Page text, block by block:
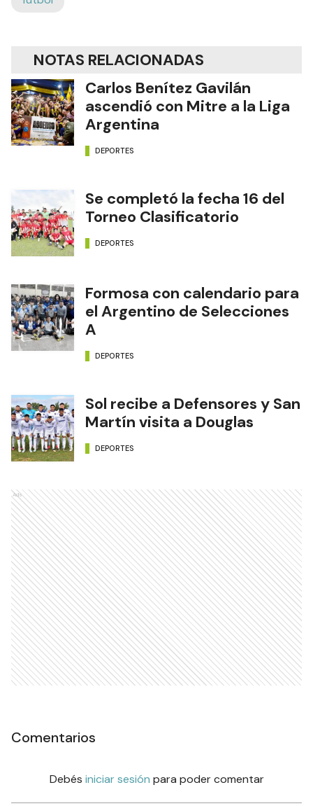
NOTAS RELACIONADAS
Carlos Benítez Gavilán
ascendió con Mitre a la Liga
Argentina
DEPORTES
Se completó la fecha 16 del
Torneo Clasificatorio
DEPORTES
Formosa con calendario para
el Argentino de Selecciones
A
DEPORTES
Sol recibe a Defensores y San
Martín visita a Douglas
DEPORTES
Ads
Comentarios
Debés iniciar sesión para poder comentar